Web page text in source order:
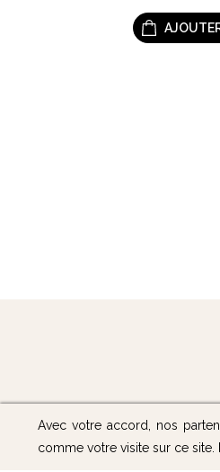
Avec votre accord, nos
comme votre visite sur ce site.